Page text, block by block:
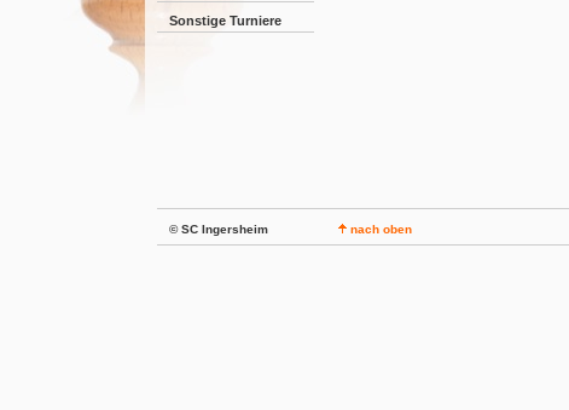
Sonstige Turniere
© SC Ingersheim nach oben